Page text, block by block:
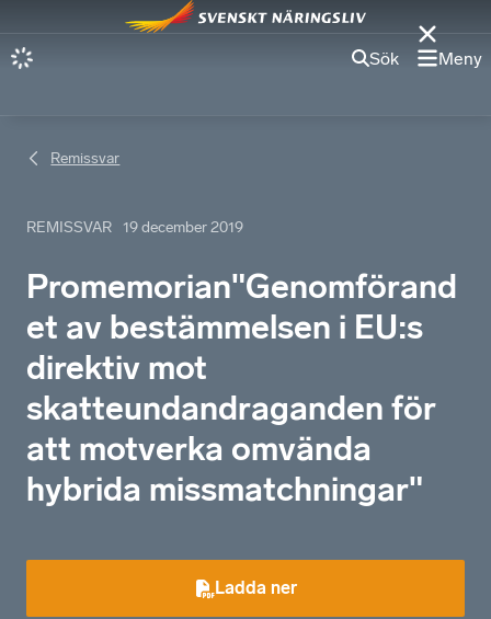
Sök Meny
Remissvar
REMISSVAR 19 december 2019
Promemorian"Genomförand
et av bestämmelsen i EU:s
direktiv mot
skatteundandraganden för
att motverka omvända
hybrida missmatchningar"
Ladda ner